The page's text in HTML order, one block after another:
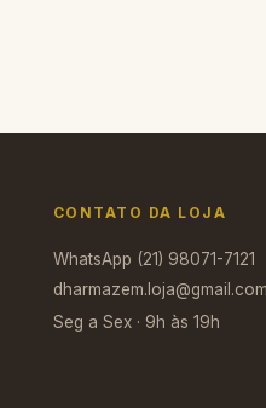
CONTATO DA LOJA
WhatsApp (21) 98071-7121
dharmazem.loja@gmail.com
Seg a Sex · 9h às 19h